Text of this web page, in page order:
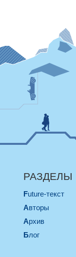
РАЗДЕЛЫ
Future-текст
Авторы
Архив
Блог